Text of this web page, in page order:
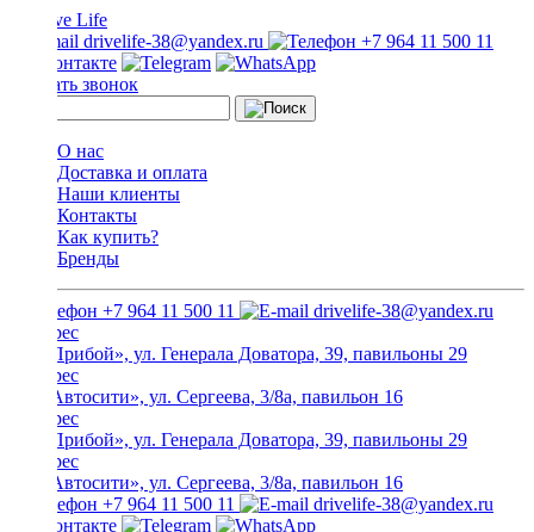
drivelife-38@yandex.ru +7 964 11 500 11
Заказать звонок
О нас
Доставка и оплата
Наши клиенты
Контакты
Как купить?
Бренды
+7 964 11 500 11 drivelife-38@yandex.ru
ТЦ «Прибой», ул. Генерала Доватора, 39, павильоны 29
ТЦ «Автосити», ул. Сергеева, 3/8а, павильон 16
ТЦ «Прибой», ул. Генерала Доватора, 39, павильоны 29
ТЦ «Автосити», ул. Сергеева, 3/8а, павильон 16
+7 964 11 500 11
drivelife-38@yandex.ru